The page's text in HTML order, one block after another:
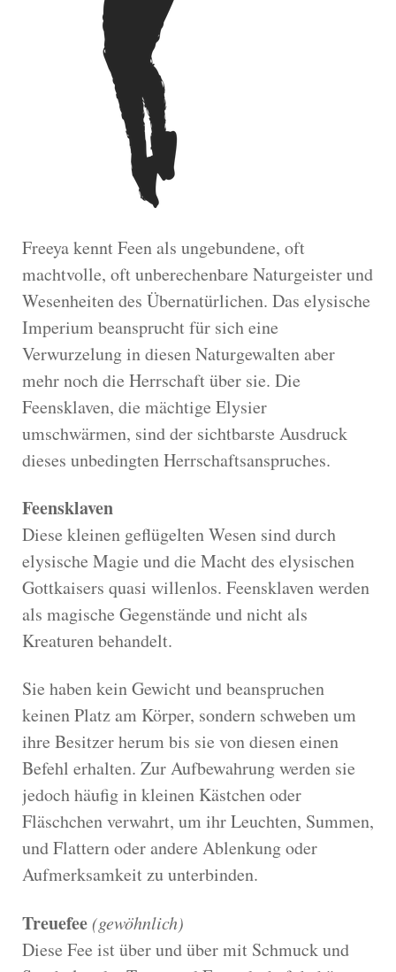
Freeya kennt Feen als ungebundene, oft
machtvolle, oft unberechenbare Naturgeister und
Wesenheiten des Übernatürlichen. Das elysische
Imperium beansprucht für sich eine
Verwurzelung in diesen Naturgewalten aber
mehr noch die Herrschaft über sie. Die
Feensklaven, die mächtige Elysier
umschwärmen, sind der sichtbarste Ausdruck
dieses unbedingten Herrschaftsanspruches.
Feensklaven
Diese kleinen geflügelten Wesen sind durch
elysische Magie und die Macht des elysischen
Gottkaisers quasi willenlos. Feensklaven werden
als magische Gegenstände und nicht als
Kreaturen behandelt.
Sie haben kein Gewicht und beanspruchen
keinen Platz am Körper, sondern schweben um
ihre Besitzer herum bis sie von diesen einen
Befehl erhalten. Zur Aufbewahrung werden sie
jedoch häufig in kleinen Kästchen oder
Fläschchen verwahrt, um ihr Leuchten, Summen,
und Flattern oder andere Ablenkung oder
Aufmerksamkeit zu unterbinden.
Treuefee (gewöhnlich)
Diese Fee ist über und über mit Schmuck und